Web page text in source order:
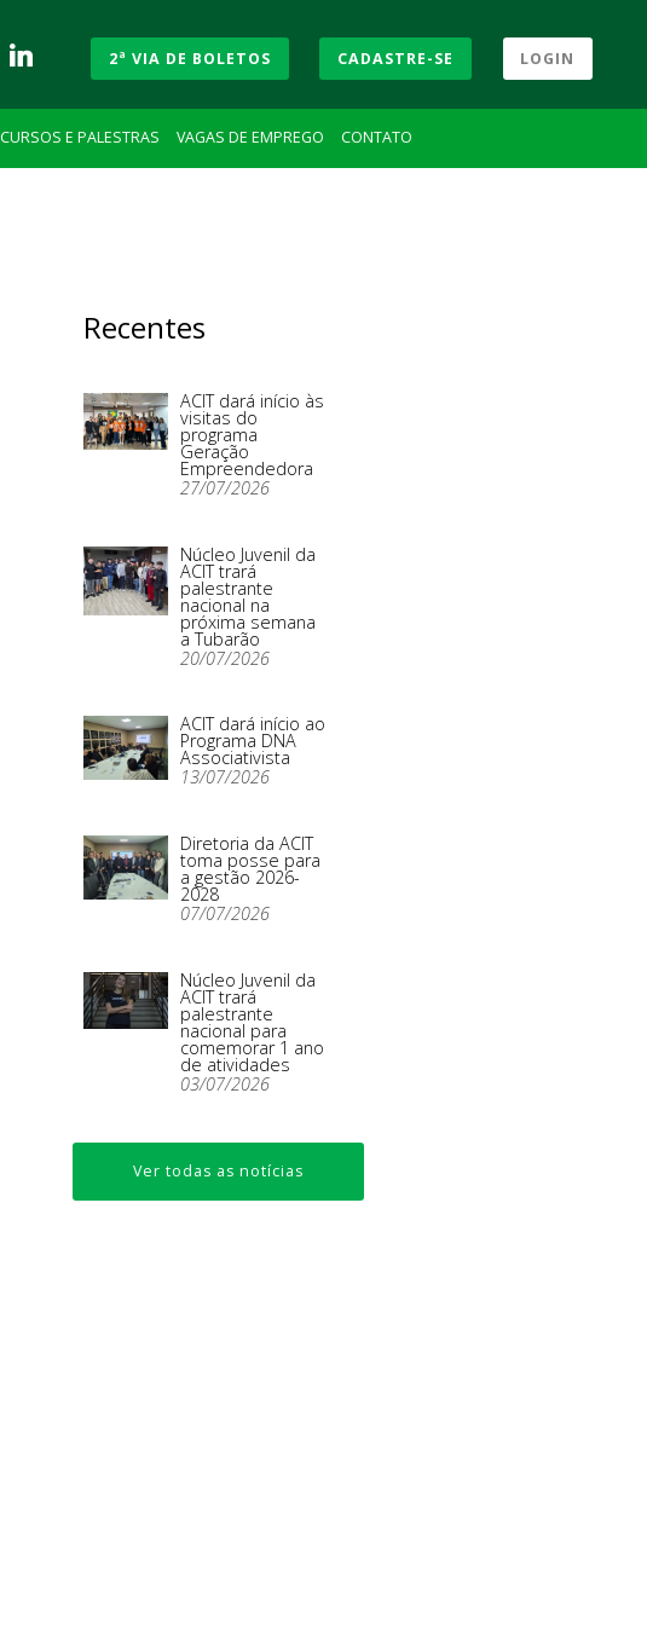
2ª VIA DE BOLETOS CADASTRE-SE LOGIN
CURSOS E PALESTRAS VAGAS DE EMPREGO CONTATO
Recentes
ACIT dará início às
visitas do
programa
Geração
Empreendedora
27/07/2026
Núcleo Juvenil da
ACIT trará
palestrante
nacional na
próxima semana
a Tubarão
20/07/2026
ACIT dará início ao
Programa DNA
Associativista
13/07/2026
Diretoria da ACIT
toma posse para
a gestão 2026-
2028
07/07/2026
Núcleo Juvenil da
ACIT trará
palestrante
nacional para
comemorar 1 ano
de atividades
03/07/2026
Ver todas as notícias